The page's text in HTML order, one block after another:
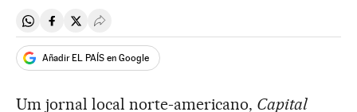
Compartir en Whatsapp
Compartir en Facebook
Compartir en Twitter
Desplegar Redes Sociales
Añadir EL PAÍS en Google
Um jornal local norte-americano, Capital